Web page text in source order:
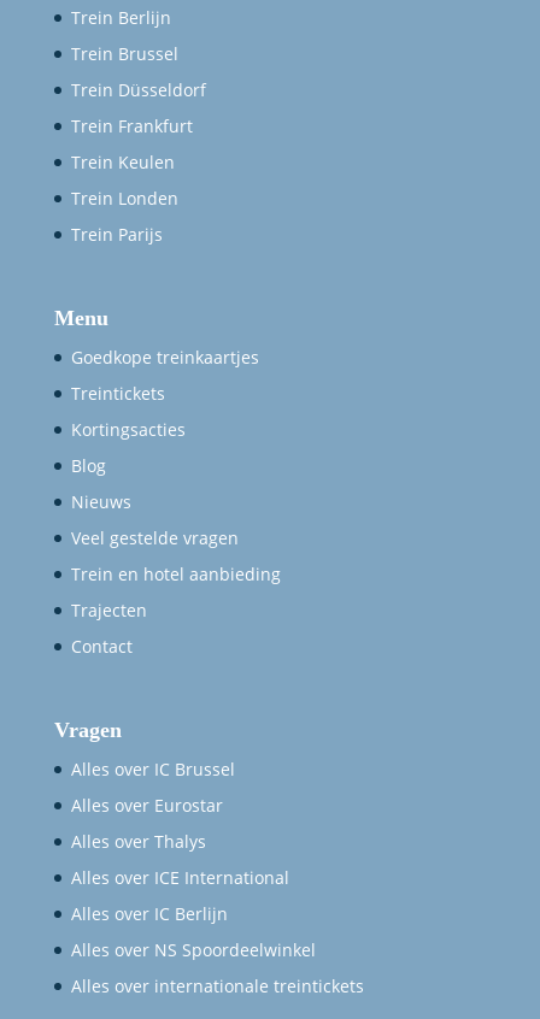
Trein Berlijn
Trein Brussel
Trein Düsseldorf
Trein Frankfurt
Trein Keulen
Trein Londen
Trein Parijs
Menu
Goedkope treinkaartjes
Treintickets
Kortingsacties
Blog
Nieuws
Veel gestelde vragen
Trein en hotel aanbieding
Trajecten
Contact
Vragen
Alles over IC Brussel
Alles over Eurostar
Alles over Thalys
Alles over ICE International
Alles over IC Berlijn
Alles over NS Spoordeelwinkel
Alles over internationale treintickets